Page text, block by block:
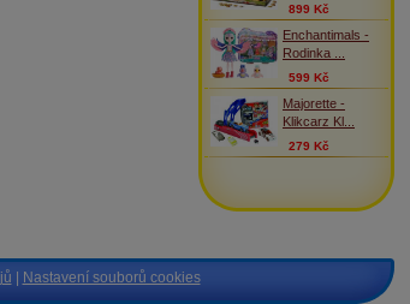
899 Kč
Enchantimals -
Rodinka ...
599 Kč
Majorette -
Klikcarz Kl...
279 Kč
Nastavení souborů cookies